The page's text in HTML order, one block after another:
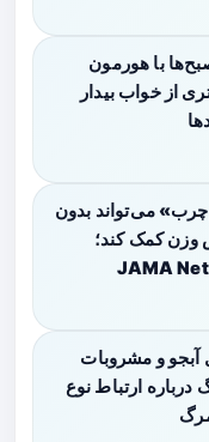
با هورمون
از خواب بیدار
می‌تواند بدون
کمک کند؛
و مشروبات
ارتباط نوع